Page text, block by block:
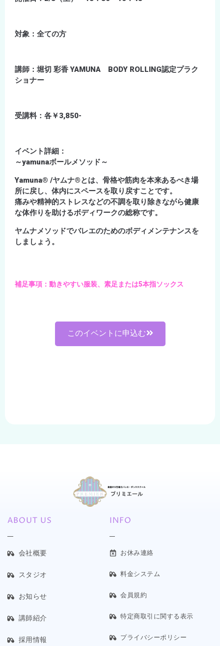
対象：全ての方
講師：堀切 彩香 YAMUNA BODY ROLLING認定プラク
ショナー
受講料：各￥3,850-
イベント詳細：
～yamunaボールメソッド～
Yamuna® /ヤムナ®とは、骨格や筋肉を本来あるべき場
所に戻し、体内にスペースを取り戻すことです。
痛みや精神的ストレスなどの不調を取り除きながら健康
な体作りを助けるボディワークの総称です。
ヤムナメソッドでバレエのためのボディメンテナンスを
しましょう。
補足事項：動きやすい服装、素足または5本指ソックス
このイベントに申込む
ABOUT US
会社概要
スタジオ
お知らせ
講師紹介
採用情報
INFO
お休み連絡
料金システム
会員規約
特定商取引に関する表示
プライバシーポリシー